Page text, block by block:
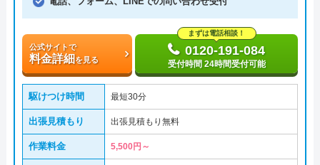
公式サイトで
料金詳細を見る
まずは電話相談！
0120-191-084
受付時間 24時間受付可能
駆けつけ時間 最短30分
出張見積もり 出張見積もり無料
作業料金 5,500円～